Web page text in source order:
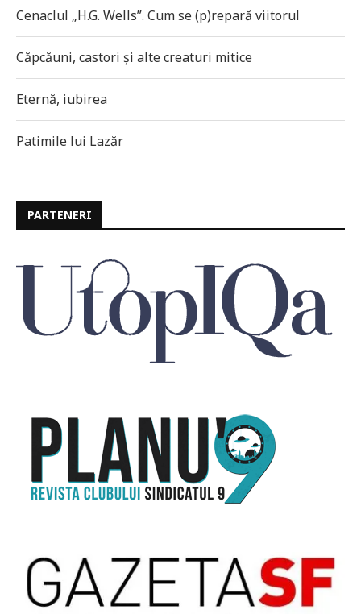
Cenaclul „H.G. Wells”. Cum se (p)repară viitorul
Căpcăuni, castori și alte creaturi mitice
Eternă, iubirea
Patimile lui Lazăr
PARTENERI